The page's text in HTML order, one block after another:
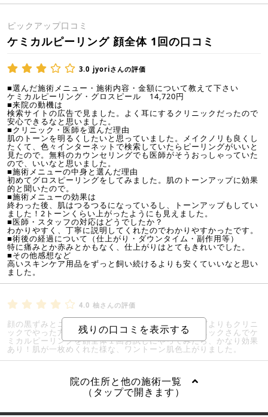
ピックアップ口コミ
ケミカルピーリング 顔全体 1回の口コミ
3.0 jyoriさんの評価
■選んだ施術メニュー・施術内容・金額について教えて下さい
ケミカルピーリング・グロスピール 14,720円
■来院の動機は
検索サイトの広告で見ました。よく耳にするクリニックだったので
安心できるなと思いました。
■クリニック・医師を選んだ理由
肌のトーンを明るくしたいと思っていました。メイクノリも良くし
たくて、色々インターネットで検索していたらピーリングがいいと
見たので。無料のカウンセリングでも医師がそうおっしゃっていた
ので、いいなと思いました。
■施術メニューの中身と選んだ理由
初めてグロスピーリングをしてみました。肌のトーンアップに効果
的と聞いたので。
■施術メニューの効果は
終わった後、肌はつるつるになっているし、トーンアップもしてい
ました！2トーンくらい上がったようにも見えました。
■医師・スタッフの対応はどうでしたか？
わかりやすく、丁寧に説明してくれたのでわかりやすかったです。
■術後の経過について（仕上がり・ダウンタイム・副作用等）
特に痛みとか赤みとかもなく、仕上がりはとてもきれいでした。
■その他感想など
高いスキンケア用品をずっと飼い続けるよりも安くていいなと思い
ました。
4.0 柚さんの評価
顔の黒ずみとニキビ跡対処したく、セルフピーリングよりもクリニ
ックでやった方が安心かなと思い、品川スキンクリニックさんでケ
ミカルピーリングを顔全体１回お試しにやってみたら、かなり効果
あり！肌が一枚めくれた様な、ワントーン肌色上がりました。
院の住所と他の施術一覧
（タップで開きます）